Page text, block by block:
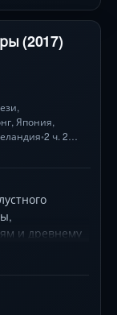
(2017)
,
Япония,
•2 ч. 24
и древнему
и Р.Дж.